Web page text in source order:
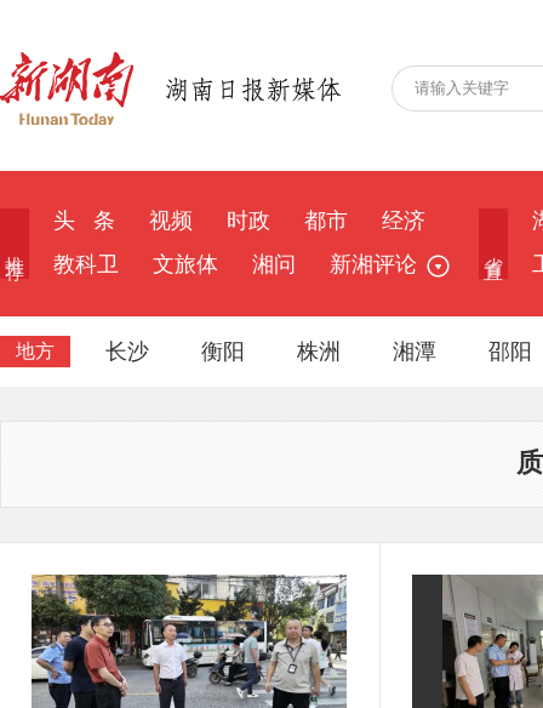
头 条 视频 时政 都市
经济
教科卫
文旅体 湘问 新湘评论
地方 长沙 衡阳 株洲 湘潭 邵阳